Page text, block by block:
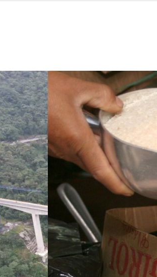
¿Pagaron menos de lo
permitido por el arroz
Meta? La SIC puso bajo la
lupa a siete compradores